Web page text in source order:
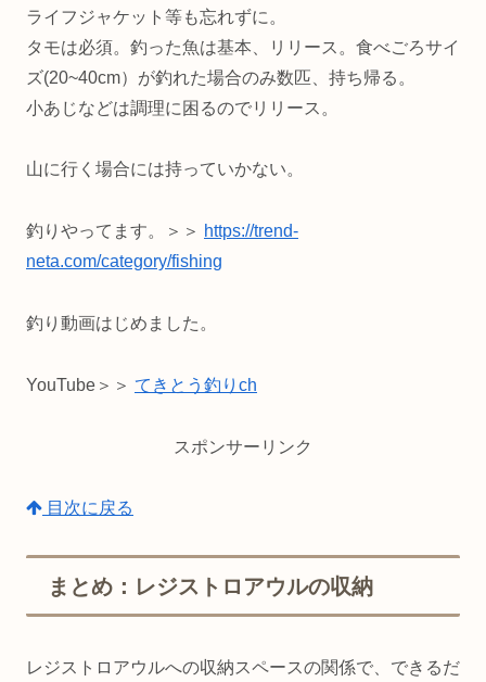
ライフジャケット等も忘れずに。
タモは必須。釣った魚は基本、リリース。食べごろサイ
ズ(20~40cm）が釣れた場合のみ数匹、持ち帰る。
小あじなどは調理に困るのでリリース。
山に行く場合には持っていかない。
釣りやってます。＞＞ https://trend-
neta.com/category/fishing
釣り動画はじめました。
YouTube＞＞ てきとう釣りch
スポンサーリンク
目次に戻る
まとめ：レジストロアウルの収納
レジストロアウルへの収納スペースの関係で、できるだ